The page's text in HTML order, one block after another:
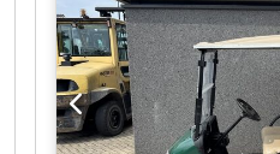
Trading B.V. posiada
maszyn, ciężarówek,
wyposażenia. Dodozqhl
nasze dostawy
handlowych, w stanie
gwarancji (patrz nasze